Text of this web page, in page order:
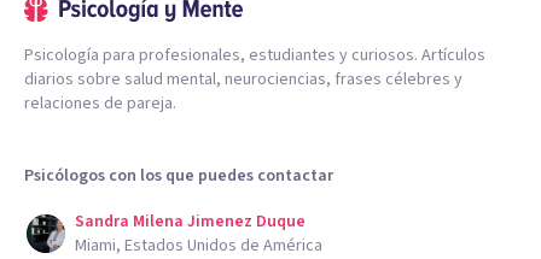
Psicología para profesionales, estudiantes y curiosos. Artículos
diarios sobre salud mental, neurociencias, frases célebres y
relaciones de pareja.
Psicólogos con los que puedes contactar
Sandra Milena Jimenez Duque
Miami, Estados Unidos de América